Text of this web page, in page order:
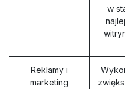
w
Reklamy i
marketing